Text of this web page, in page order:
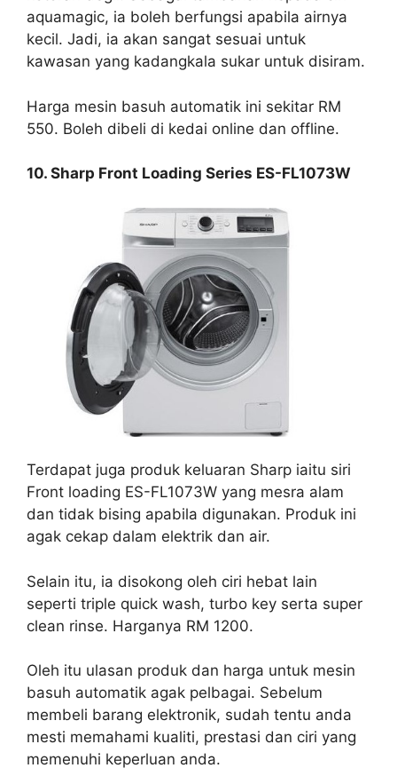
aquamagic, ia boleh berfungsi apabila airnya
kecil. Jadi, ia akan sangat sesuai untuk
kawasan yang kadangkala sukar untuk disiram.
Harga mesin basuh automatik ini sekitar RM
550. Boleh dibeli di kedai online dan offline.
10. Sharp Front Loading Series ES-FL1073W
Terdapat juga produk keluaran Sharp iaitu siri
Front loading ES-FL1073W yang mesra alam
dan tidak bising apabila digunakan. Produk ini
agak cekap dalam elektrik dan air.
Selain itu, ia disokong oleh ciri hebat lain
seperti triple quick wash, turbo key serta super
clean rinse. Harganya RM 1200.
Oleh itu ulasan produk dan harga untuk mesin
basuh automatik agak pelbagai. Sebelum
membeli barang elektronik, sudah tentu anda
mesti memahami kualiti, prestasi dan ciri yang
memenuhi keperluan anda.